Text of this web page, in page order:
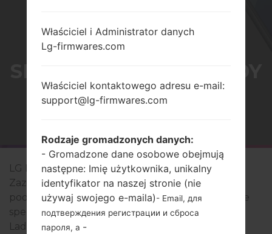
LG InTouch Lady
Zazwyczaj urządzenia serii LG InTouch Lady są
podobne pod względem wyglądu i mają wspólne
specyfikacje techniczne. Modeli serii LG InTouch
Lady działają na - - - pamięci operacyjnej. Pamięć
Właściciel i Administrator danych
Lg-firmwares.com
Właściciel kontaktowego adresu e-mail:
support@lg-firmwares.com
Rodzaje gromadzonych danych:
- Gromadzone dane osobowe obejmują
następne: Imię użytkownika, unikalny
identyfikator na naszej stronie (nie
używaj swojego e-maila)- Email, для
подтверждения регистрации и сброса
пароля, а -